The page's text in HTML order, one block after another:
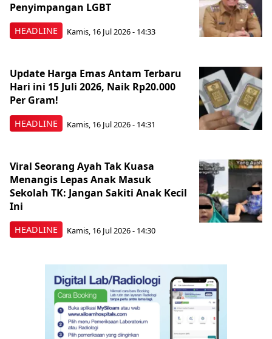
HEADLINE
Penyimpangan LGBT
Kamis, 16 Jul 2026 - 14:33
HEADLINE
Update Harga Emas Antam Terbaru
Hari ini 15 Juli 2026, Naik Rp20.000
Per Gram!
Kamis, 16 Jul 2026 - 14:31
HEADLINE
Viral Seorang Ayah Tak Kuasa
Menangis Lepas Anak Masuk
Sekolah TK: Jangan Sakiti Anak Kecil
Ini
Kamis, 16 Jul 2026 - 14:30